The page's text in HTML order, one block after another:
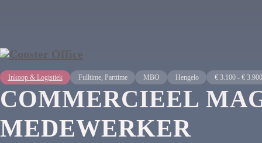
Inkoop & Logistiek Fulltime, Parttime MBO Hengelo € 3.100 - € 3.900
COMMERCIEEL
MEDEWERKER